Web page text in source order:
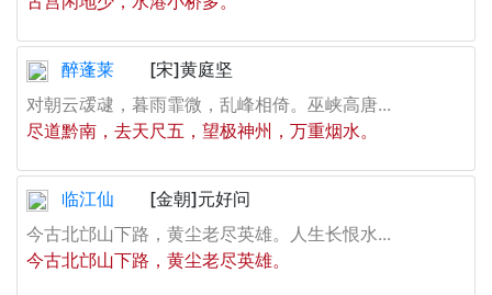
醉蓬莱
[宋]黄庭坚
对朝云叆叇，暮雨霏微，乱峰相倚。巫峡高唐...
尽道黔南，去天尺五，望极神州，万重烟水。
临江仙
[金朝]元好问
今古北邙山下路，黄尘老尽英雄。人生长恨水...
今古北邙山下路，黄尘老尽英雄。